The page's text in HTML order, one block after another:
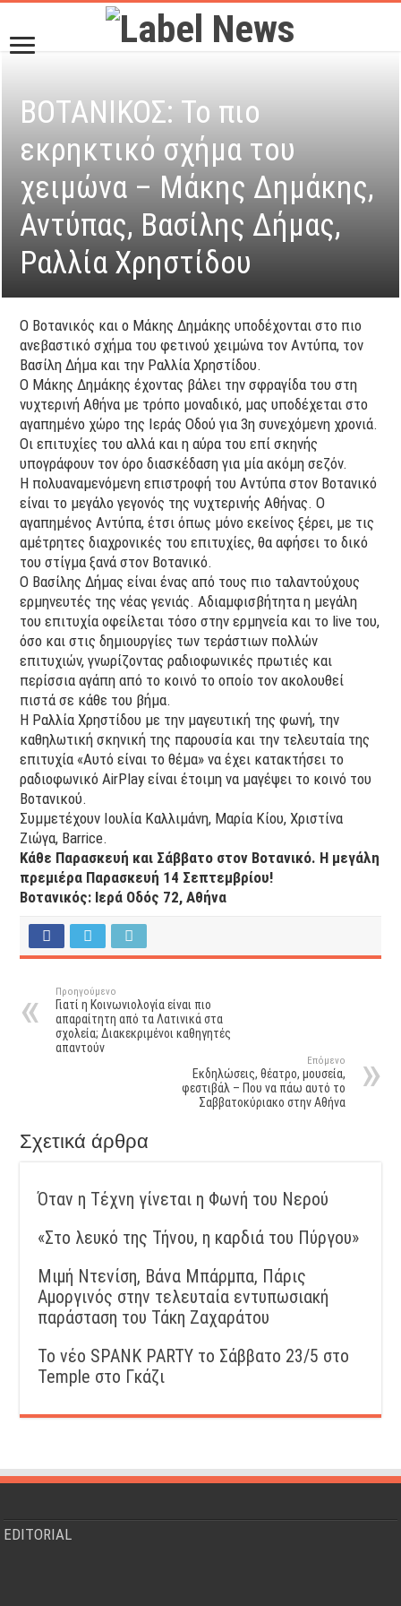
ΒΟΤΑΝΙΚΟΣ: Το πιο
εκρηκτικό σχήμα του
χειμώνα – Μάκης Δημάκης,
Αντύπας, Βασίλης Δήμας,
Ραλλία Χρηστίδου
Ο Βοτανικός και ο Μάκης Δημάκης υποδέχονται στο πιο
ανεβαστικό σχήμα του φετινού χειμώνα τον Αντύπα, τον
Βασίλη Δήμα και την Ραλλία Χρηστίδου.
Ο Μάκης Δημάκης έχοντας βάλει την σφραγίδα του στη
νυχτερινή Αθήνα με τρόπο μοναδικό, μας υποδέχεται στο
αγαπημένο χώρο της Ιεράς Οδού για 3η συνεχόμενη χρονιά.
Οι επιτυχίες του αλλά και η αύρα του επί σκηνής
υπογράφουν τον όρο διασκέδαση για μία ακόμη σεζόν.
Η πολυαναμενόμενη επιστροφή του Αντύπα στον Βοτανικό
είναι το μεγάλο γεγονός της νυχτερινής Αθήνας. Ο
αγαπημένος Αντύπα, έτσι όπως μόνο εκείνος ξέρει, με τις
αμέτρητες διαχρονικές του επιτυχίες, θα αφήσει το δικό
του στίγμα ξανά στον Βοτανικό.
Ο Βασίλης Δήμας είναι ένας από τους πιο ταλαντούχους
ερμηνευτές της νέας γενιάς. Αδιαμφισβήτητα η μεγάλη
του επιτυχία οφείλεται τόσο στην ερμηνεία και το live του,
όσο και στις δημιουργίες των τεράστιων πολλών
επιτυχιών, γνωρίζοντας ραδιοφωνικές πρωτιές και
περίσσια αγάπη από το κοινό το οποίο τον ακολουθεί
πιστά σε κάθε του βήμα.
Η Ραλλία Χρηστίδου με την μαγευτική της φωνή, την
καθηλωτική σκηνική της παρουσία και την τελευταία της
επιτυχία «Αυτό είναι το θέμα» να έχει κατακτήσει το
ραδιοφωνικό AirPlay είναι έτοιμη να μαγέψει το κοινό του
Βοτανικού.
Συμμετέχουν Ιουλία Καλλιμάνη, Μαρία Κίου, Χριστίνα
Ζιώγα, Barrice.
Κάθε Παρασκευή και Σάββατο στον Βοτανικό. Η μεγάλη
πρεμιέρα Παρασκευή 14 Σεπτεμβρίου!
Βοτανικός: Ιερά Οδός 72, Αθήνα
Προηγούμενο
Γιατί η Κοινωνιολογία είναι πιο
απαραίτητη από τα Λατινικά στα
σχολεία; Διακεκριμένοι καθηγητές
απαντούν
Επόμενο
Εκδηλώσεις, θέατρο, μουσεία,
φεστιβάλ – Που να πάω αυτό το
Σαββατοκύριακο στην Αθήνα
Σχετικά άρθρα
Όταν η Τέχνη γίνεται η Φωνή του Νερού
«Στο λευκό της Τήνου, η καρδιά του Πύργου»
Μιμή Ντενίση, Βάνα Μπάρμπα, Πάρις
Αμοργινός στην τελευταία εντυπωσιακή
παράσταση του Τάκη Ζαχαράτου
Το νέο SPANK PARTY το Σάββατο 23/5 στο
Temple στο Γκάζι
EDITORIAL